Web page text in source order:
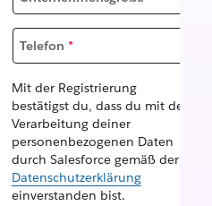
Telefon *
Mit der Registrierung
bestätigst du, dass du mit der
Verarbeitung deiner
personenbezogenen Daten
durch Salesforce gemäß der
Datenschutzerklärung
einverstanden bist.